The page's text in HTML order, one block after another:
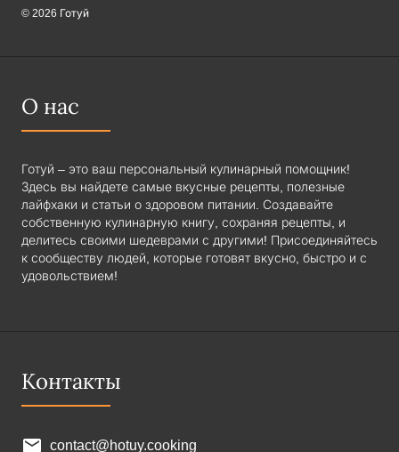
© 2026 Готуй
О нас
Готуй – это ваш персональный кулинарный помощник!
Здесь вы найдете самые вкусные рецепты, полезные
лайфхаки и статьи о здоровом питании. Создавайте
собственную кулинарную книгу, сохраняя рецепты, и
делитесь своими шедеврами с другими! Присоединяйтесь
к сообществу людей, которые готовят вкусно, быстро и с
удовольствием!
Контакты
contact@hotuy.cooking